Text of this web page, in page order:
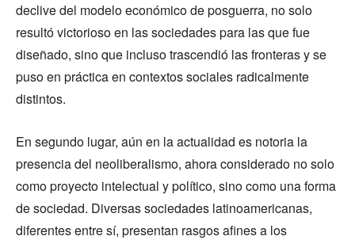
declive del modelo económico de posguerra, no solo
resultó victorioso en las sociedades para las que fue
diseñado, sino que incluso trascendió las fronteras y se
puso en práctica en contextos sociales radicalmente
distintos.
En segundo lugar, aún en la actualidad es notoria la
presencia del neoliberalismo, ahora considerado no solo
como proyecto intelectual y político, sino como una forma
de sociedad. Diversas sociedades latinoamericanas,
diferentes entre sí, presentan rasgos afines a los